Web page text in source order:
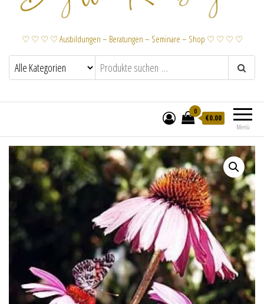
♡ ♡ ♡ ♡ Ausbildungen – Beratungen – Seminare – Shop ♡ ♡ ♡ ♡
Menü
0
€0.00